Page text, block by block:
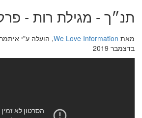
תנ״ך - מגילת רות -
מאת We Love Information
בדצמבר 2019